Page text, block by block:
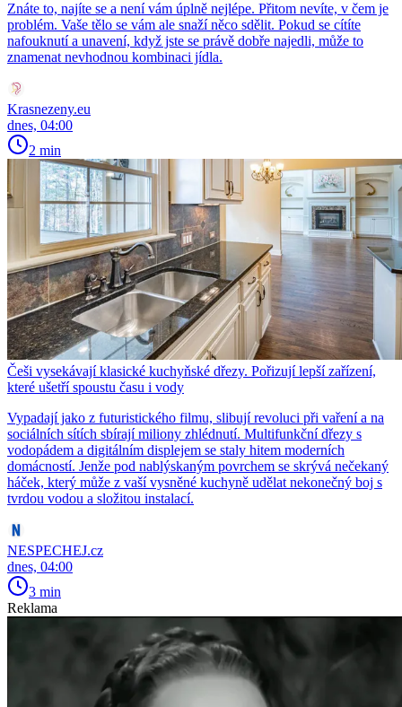
Znáte to, najíte se a není vám úplně nejlépe. Přitom nevíte, v čem je
problém. Vaše tělo se vám ale snaží něco sdělit. Pokud se cítíte
nafouknutí a unavení, když jste se právě dobře najedli, může to
znamenat nevhodnou kombinaci jídla.
Krasnezeny.eu
dnes, 04:00
2 min
Češi vysekávají klasické kuchyňské dřezy. Pořizují lepší zařízení,
které ušetří spoustu času i vody
Vypadají jako z futuristického filmu, slibují revoluci při vaření a na
sociálních sítích sbírají miliony zhlédnutí. Multifunkční dřezy s
vodopádem a digitálním displejem se staly hitem moderních
domácností. Jenže pod nablýskaným povrchem se skrývá nečekaný
háček, který může z vaší vysněné kuchyně udělat nekonečný boj s
tvrdou vodou a složitou instalací.
NESPECHEJ.cz
dnes, 04:00
3 min
Reklama